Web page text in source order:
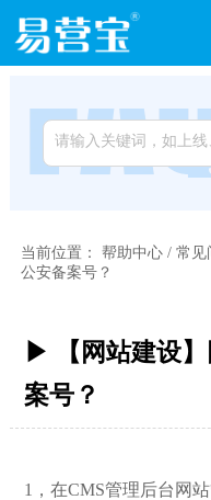
当前位置： 帮助中心/ 常见
公安备案号？
▶ 【网站建设
案号？
1，在CMS管理后台网